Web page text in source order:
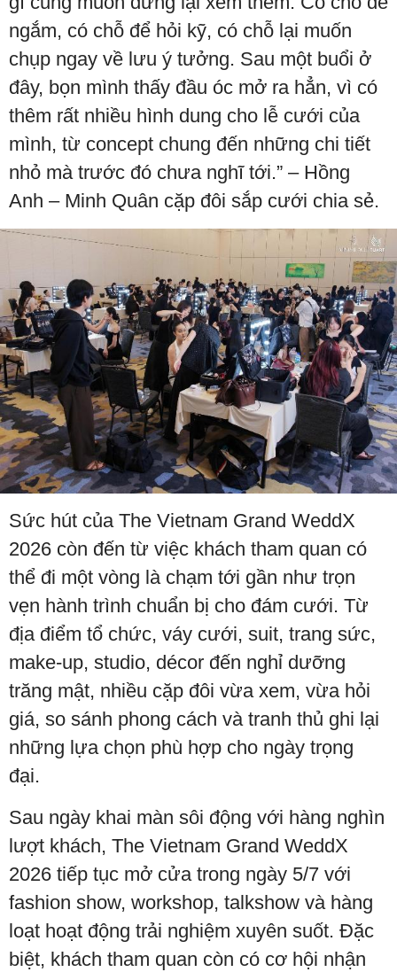
ngắm, có chỗ để hỏi kỹ, có chỗ lại muốn
chụp ngay về lưu ý tưởng. Sau một buổi ở
đây, bọn mình thấy đầu óc mở ra hẳn, vì có
thêm rất nhiều hình dung cho lễ cưới của
mình, từ concept chung đến những chi tiết
nhỏ mà trước đó chưa nghĩ tới.” – Hồng
Anh – Minh Quân cặp đôi sắp cưới chia sẻ.
Sức hút của The Vietnam Grand WeddX
2026 còn đến từ việc khách tham quan có
thể đi một vòng là chạm tới gần như trọn
vẹn hành trình chuẩn bị cho đám cưới. Từ
địa điểm tổ chức, váy cưới, suit, trang sức,
make-up, studio, décor đến nghỉ dưỡng
trăng mật, nhiều cặp đôi vừa xem, vừa hỏi
giá, so sánh phong cách và tranh thủ ghi lại
những lựa chọn phù hợp cho ngày trọng
đại.
Sau ngày khai màn sôi động với hàng nghìn
lượt khách, The Vietnam Grand WeddX
2026 tiếp tục mở cửa trong ngày 5/7 với
fashion show, workshop, talkshow và hàng
loạt hoạt động trải nghiệm xuyên suốt. Đặc
biệt, khách tham quan còn có cơ hội nhận